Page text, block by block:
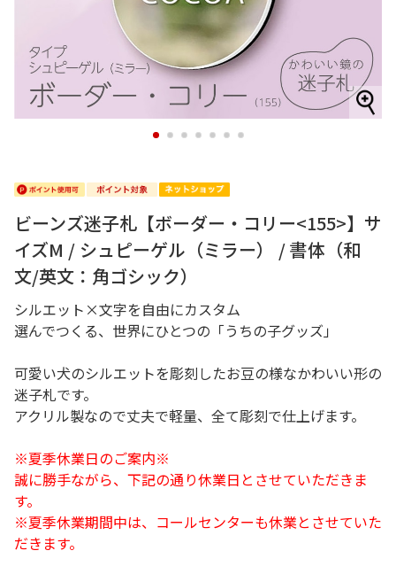
1 2 3 4 5 6 7
ビーンズ迷子札【ボーダー・コリー<155>】サ
イズM / シュピーゲル（ミラー） / 書体（和
文/英文：角ゴシック）
シルエット×文字を自由にカスタム
選んでつくる、世界にひとつの「うちの子グッズ」
可愛い犬のシルエットを彫刻したお豆の様なかわいい形の
迷子札です。
アクリル製なので丈夫で軽量、全て彫刻で仕上げます。
※夏季休業日のご案内※
誠に勝手ながら、下記の通り休業日とさせていただきま
す。
※夏季休業期間中は、コールセンターも休業とさせていた
だきます。